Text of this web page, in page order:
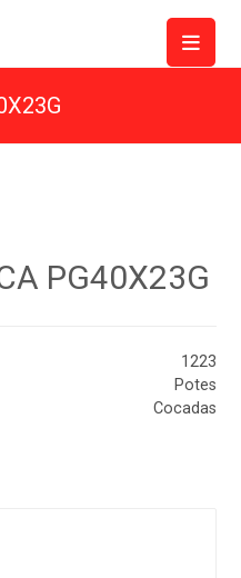
PG40X23G
1223
Potes
Cocadas